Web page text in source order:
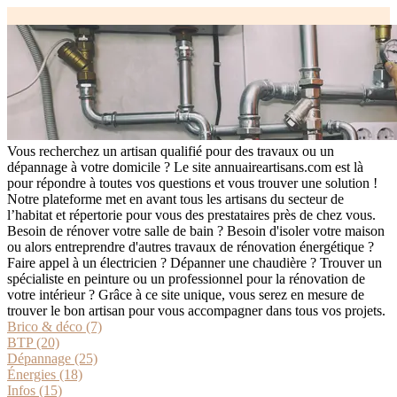
Vous recherchez un artisan qualifié pour des travaux ou un
dépannage à votre domicile ? Le site annuaireartisans.com est là
pour répondre à toutes vos questions et vous trouver une solution !
Notre plateforme met en avant tous les artisans du secteur de
l’habitat et répertorie pour vous des prestataires près de chez vous.
Besoin de rénover votre salle de bain ? Besoin d'isoler votre maison
ou alors entreprendre d'autres travaux de rénovation énergétique ?
Faire appel à un électricien ? Dépanner une chaudière ? Trouver un
spécialiste en peinture ou un professionnel pour la rénovation de
votre intérieur ? Grâce à ce site unique, vous serez en mesure de
trouver le bon artisan pour vous accompagner dans tous vos projets.
Brico & déco (7)
BTP (20)
Dépannage (25)
Énergies (18)
Infos (15)